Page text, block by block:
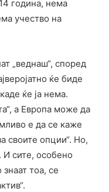
година, нема
учество на
„веднаш“, според
ќе биде
ќе ја нема.
а Европа може да
е да се каже
своите опции“. Но,
И сите, особено
тоа, се